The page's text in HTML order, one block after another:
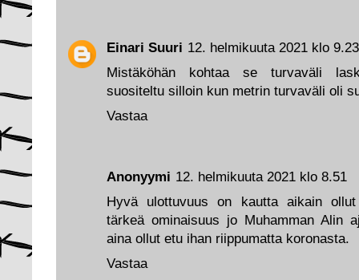
Anonyymi 12. helmikuuta 2021 klo 8.51
Hyvä ulottuvuus on kautta aikain
tärkeä ominaisuus jo Muhamman Alin
aina ollut etu ihan riippumatta koronasta.
Vastaa
Einari Suuri 12. helmikuuta 2021 klo 9.23
Mistäköhän kohtaa se turvaväli
suositeltu silloin kun metrin turvaväli oli
Vastaa